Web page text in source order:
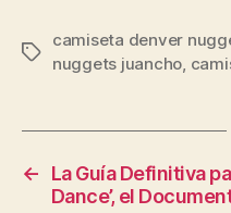
Etiquetas
camiseta denver
nuggets juancho,
←
La Guía Definitiva
Dance’, el